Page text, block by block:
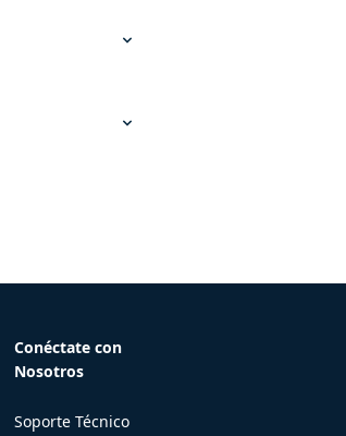
Conéctate con
Nosotros
Soporte Técnico